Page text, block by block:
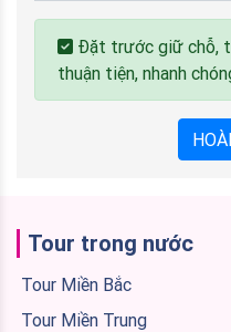
Đặt trước giữ chỗ,
thuận tiện, nhanh
Tour trong nước
Tour Miền Bắc
Tour Miền Trung